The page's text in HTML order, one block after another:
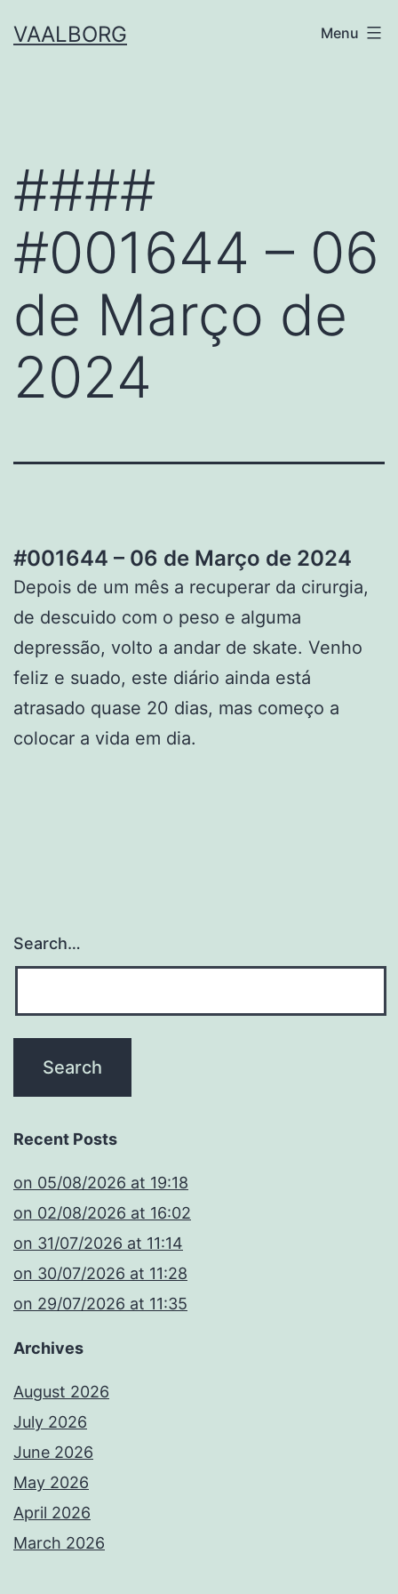
toVAALBORG Menu
####
#001644 – 06
de Março de
2024
#001644 – 06 de Março de 2024
Depois de um mês a recuperar da cirurgia,
de descuido com o peso e alguma
depressão, volto a andar de skate. Venho
feliz e suado, este diário ainda está
atrasado quase 20 dias, mas começo a
colocar a vida em dia.
Search…
Recent Posts
​on 05/08/2026 at 19:18
​on 02/08/2026 at 16:02
​on 31/07/2026 at 11:14
​on 30/07/2026 at 11:28
​on 29/07/2026 at 11:35
Archives
August 2026
July 2026
June 2026
May 2026
April 2026
March 2026